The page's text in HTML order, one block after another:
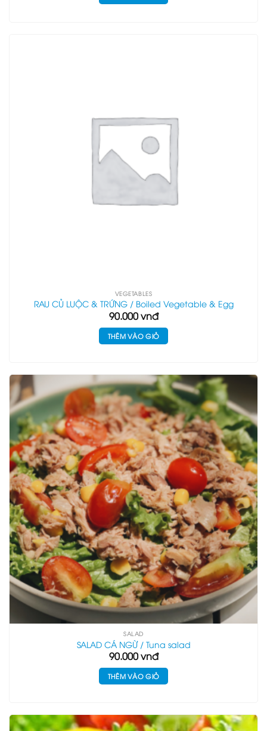
VEGETABLES
RAU CỦ LUỘC & TRỨNG / Boiled Vegetable & Egg
90.000vnđ
THÊM VÀO GIỎ
SALAD
SALAD CÁ NGỪ / Tuna salad
90.000vnđ
THÊM VÀO GIỎ